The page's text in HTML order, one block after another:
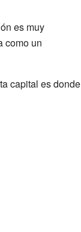
es muy
como un
capital es donde